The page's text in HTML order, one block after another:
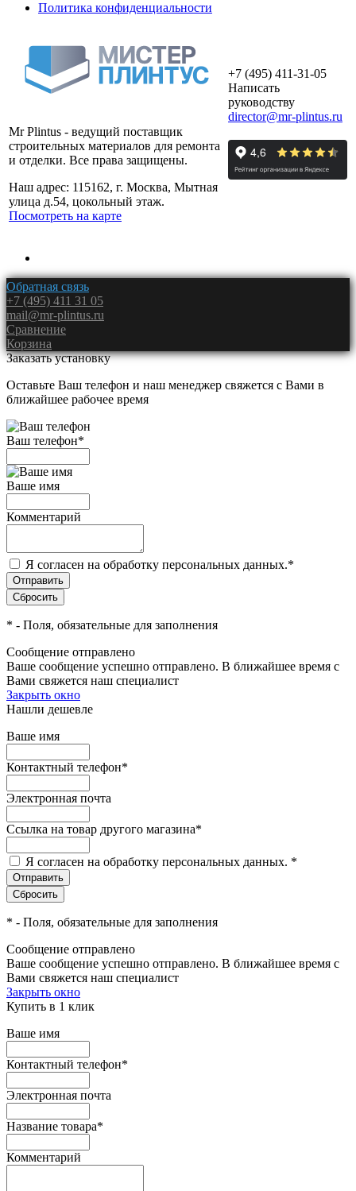
Политика конфиденциальности
Mr Plintus - ведущий поставщик
строительных материалов для ремонта
и отделки. Все права защищены.
Наш адрес: 115162, г. Москва, Мытная
улица д.54, цокольный этаж.
Посмотреть на карте
+7 (495) 411-31-05
Написать
руководству
director@mr-plintus.ru
Обратная связь
+7 (495) 411 31 05
mail@mr-plintus.ru
Сравнение
Корзина
Заказать установку
Оставьте Ваш телефон и наш менеджер свяжется с Вами в
ближайшее рабочее время
Ваш телефон*
Ваше имя
Комментарий
Я согласен на обработку персональных данных.*
* - Поля, обязательные для заполнения
Сообщение отправлено
Ваше сообщение успешно отправлено. В ближайшее время с
Вами свяжется наш специалист
Закрыть окно
Нашли дешевле
Ваше имя
Контактный телефон*
Электронная почта
Ссылка на товар другого магазина*
Я согласен на обработку персональных данных. *
* - Поля, обязательные для заполнения
Сообщение отправлено
Ваше сообщение успешно отправлено. В ближайшее время с
Вами свяжется наш специалист
Закрыть окно
Купить в 1 клик
Ваше имя
Контактный телефон*
Электронная почта
Название товара*
Комментарий